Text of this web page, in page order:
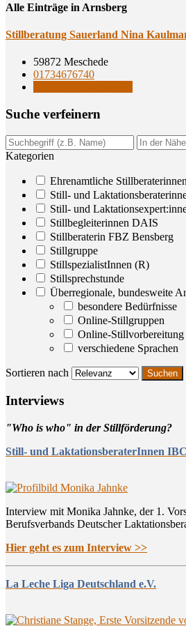
Alle Einträge in Arnsberg
Still­be­ra­tung Sau­er­land Nina
59872 Meschede
01734676740
Suche ver­fei­nern
Kategorien
Ehrenamtliche Stillberaterinnen
Still- und
Still- und
Stillbegleiterinnen DAIS
Stillberaterin FBZ Bensberg
Stillgruppe
StillspezialistInnen (R)
Stillsprechstunde
Überregionale, bundesweite
besondere Bedürfnisse
Online-Stillgruppen
Online-Stillvorbereitung
verschiedene Sprachen
Sortieren nach
Inter­views
"Who is who" in der Stillförderung?
Still- und LaktationsberaterInnen
Interview mit Monika Jahnke, der 1.
Berufsverbands Deutscher
Hier geht es zum Interview >>
La Leche Liga Deutschland e.V.